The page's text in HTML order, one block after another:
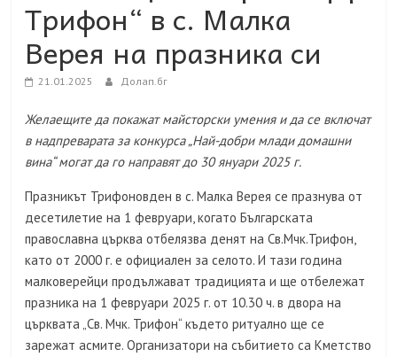
Трифон“ в с. Малка
Верея на празника си
21.01.2025 Долап.бг
Желаещите да покажат майсторски умения и да се включат
в надпреварата за конкурса „Най-добри млади домашни
вина“ могат да го направят до 30 януари 2025 г.
Празникът Трифоновден в с. Малка Верея се празнува от
десетилетие на 1 февруари, когато Българската
православна църква отбелязва денят на Св.Мчк.Трифон,
като от 2000 г. е официален за селото. И тази година
малковерейци продължават традицията и ще отбележат
празника на 1 февруари 2025 г. от 10.30 ч. в двора на
църквата „Св. Мчк. Трифон“ където ритуално ще се
зарежат асмите. Организатори на събитието са Кметство